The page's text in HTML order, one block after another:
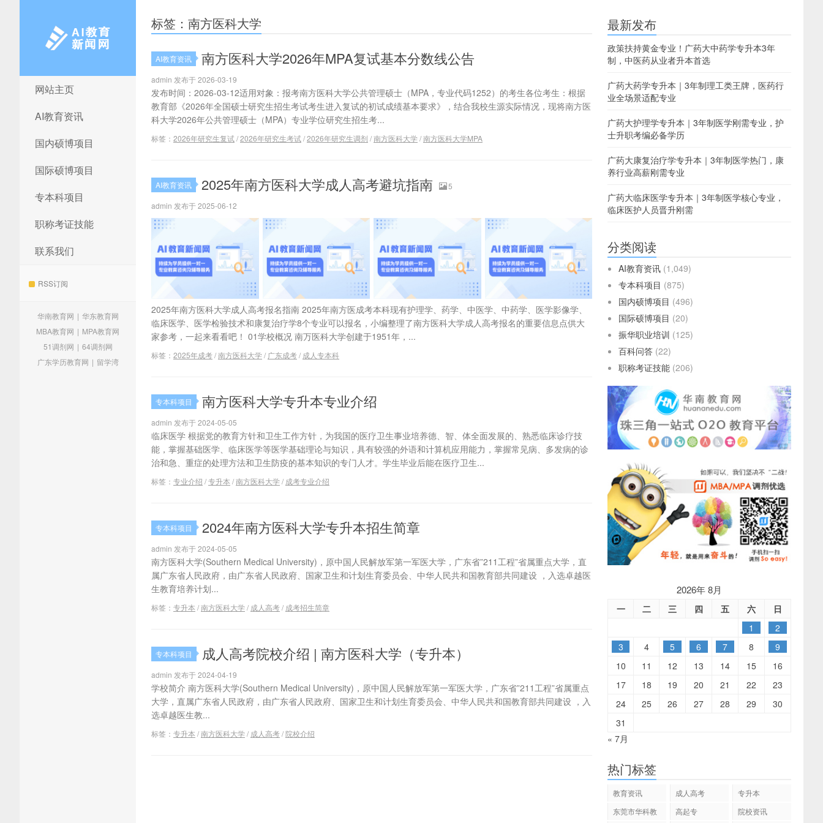
AI教育新闻网
网站主页
AI教育资讯
国内硕博项目
国际硕博项目
专本科项目
职称考证技能
联系我们
RSS订阅
华南教育网 | 华东教育网
MBA教育网 | MPA教育网
51调剂网 | 64调剂网
广东学历教育网 | 留学湾
标签：南方医科大学
AI教育资讯 南方医科大学2026年MPA复试基本分数线公告
admin 发布于 2026-03-19
发布时间：2026-03-12适用对象：报考南方医科大学公共管理硕士（MPA，专业代码1252）的考生各位考生：根据
教育部《2026年全国硕士研究生招生考试考生进入复试的初试成绩基本要求》，结合我校生源实际情况，现将南方医
科大学2026年公共管理硕士（MPA）专业学位研究生招生考...
标签： 2026年研究生复试 /2026年研究生考试 /2026年研究生调剂 /南方医科大学/南方医科大学MPA
AI教育资讯 2025年南方医科大学成人高考避坑指南
5
admin 发布于 2025-06-12
2025年南方医科大学成人高考报名指南 2025年南方医成考本科现有护理学、药学、中医学、中药学、医学影像学、
临床医学、医学检验技术和康复治疗学8个专业可以报名，小编整理了南方医科大学成人高考报名的重要信息点供大
家参考，一起来看看吧！ 01学校概况 南万医科大学创建于1951年，...
标签： 2025年成考/南方医科大学/ 广东成考/ 成人专本科
专本科项目 南方医科大学专升本专业介绍
admin 发布于 2024-05-05
临床医学 根据党的教育方针和卫生工作方针，为我国的医疗卫生事业培养德、智、体全面发展的、熟悉临床诊疗技
能，掌握基础医学、临床医学等医学基础理论与知识，具有较强的外语和计算机应用能力，掌握常见病、多发病的诊
治和急、重症的处理方法和卫生防疫的基本知识的专门人才。学生毕业后能在医疗卫生...
标签： 专业介绍 /专升本 /南方医科大学/ 成考专业介绍
专本科项目 2024年南方医科大学专升本招生简章
admin 发布于 2024-05-05
南方医科大学(Southern Medical University)，原中国人民解放军第一军医大学，广东省”211工程”省属重点大学，直
属广东省人民政府，由广东省人民政府、国家卫生和计划生育委员会、中华人民共和国教育部共同建设 ，入选卓越医
生教育培养计划...
标签： 专升本 /南方医科大学/ 成人高考/ 成考招生简章
专本科项目 成人高考院校介绍 | 南方医科大学（专升本）
admin 发布于 2024-04-19
学校简介 南方医科大学(Southern Medical University)，原中国人民解放军第一军医大学，广东省”211工程”省属重点
大学，直属广东省人民政府，由广东省人民政府、国家卫生和计划生育委员会、中华人民共和国教育部共同建设 ，入
选卓越医生教...
标签： 专升本 /南方医科大学/ 成人高考/院校介绍
最新发布
政策扶持黄金专业！广药大中药学专升本3年
制，中医药从业者升本首选
广药大药学专升本｜3年制理工类王牌，医药行
业全场景适配专业
广药大护理学专升本｜3年制医学刚需专业，护
士升职考编必备学历
广药大康复治疗学专升本｜3年制医学热门，康
养行业高薪刚需专业
广药大临床医学专升本｜3年制医学核心专业，
临床医护人员晋升刚需
分类阅读
AI教育资讯 (1,049)
专本科项目 (875)
国内硕博项目 (496)
国际硕博项目 (20)
振华职业培训 (125)
百科问答 (22)
职称考证技能 (206)
2026年 8月
一 二 三 四 五 六
日
1
2
3
4 5 6 7 8
9
10
11 12 13 14 15
16
17
18 19 20 21 22
23
24
25 26 27 28 29
30
31
« 7月
热门标签
教育资讯 成人高考
专升本
东莞市华科教
高起专 院校资讯